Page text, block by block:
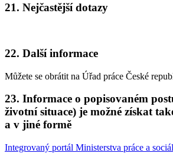
21. Nejčastější dotazy
22. Další informace
Můžete se obrátit na Úřad práce České
23. Informace o popisovaném
životní situace) je možné získat
a v jiné formě
Integrovaný portál Ministerstva práce a